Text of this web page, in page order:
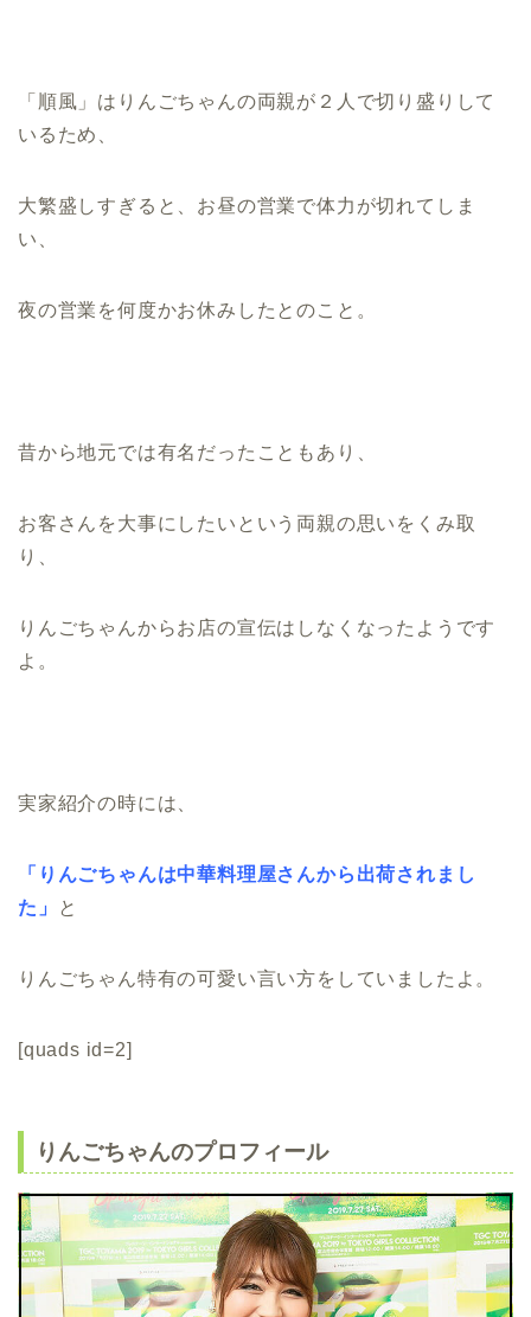
「順風」はりんごちゃんの両親が２人で切り盛りして
いるため、
大繁盛しすぎると、お昼の営業で体力が切れてしま
い、
夜の営業を何度かお休みしたとのこと。
昔から地元では有名だったこともあり、
お客さんを大事にしたいという両親の思いをくみ取
り、
りんごちゃんからお店の宣伝はしなくなったようです
よ。
実家紹介の時には、
「りんごちゃんは中華料理屋さんから出荷されまし
た」
と
りんごちゃん特有の可愛い言い方をしていましたよ。
[quads id=2]
りんごちゃんのプロフィール